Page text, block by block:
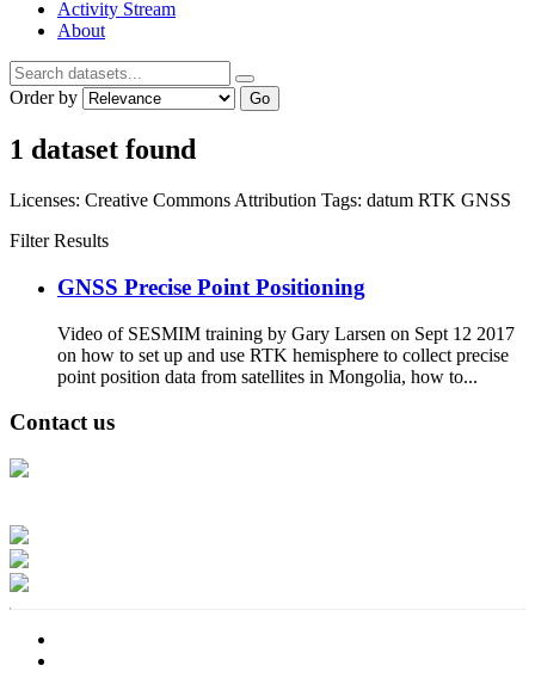
Activity Stream
About
Order by Go
1 dataset found
Licenses: Creative Commons Attribution Tags: datum RTK GNSS
Filter Results
GNSS Precise Point Positioning
Video of SESMIM training by Gary Larsen on Sept 12 2017
on how to set up and use RTK hemisphere to collect precise
point position data from satellites in Mongolia, how to...
Contact us